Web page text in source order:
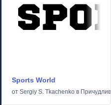
Sports World
от Sergiy S. Tkachenko в